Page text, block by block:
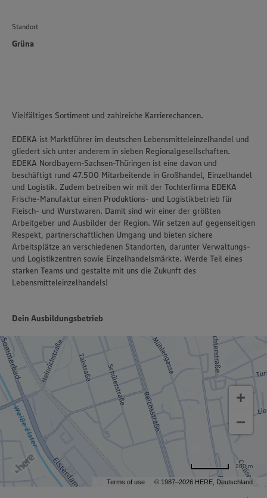
Standort
Grüna
Vielfältiges Sortiment und zahlreiche Karrierechancen.
EDEKA ist Marktführer im deutschen Lebensmitteleinzelhandel und
gliedert sich unter anderem in sieben Regionalgesellschaften.
EDEKA Nordbayern-Sachsen-Thüringen ist eine davon und
beschäftigt rund 47.500 Mitarbeitende in Großhandel, Einzelhandel
und Logistik. Zudem betreiben wir mit der Tochterfirma EDEKA
Frische-Manufaktur einen Produktions- und Logistikbetrieb für
Fleisch- und Wurstwaren. Damit sind wir einer der größten
Arbeitgeber und Ausbilder der Region. Wir setzen auf gegenseitigen
Respekt, partnerschaftlichen Umgang und bieten sichere
Arbeitsplätze an verschiedenen Standorten, darunter Verwaltungs-
und Logistikzentren sowie Einzelhandelsmärkte. Werde Teil eines
starken Teams und gestalte mit uns die Zukunft des
Lebensmitteleinzelhandels!
Dein Ausbildungsbetrieb
Terms of use © 1987–2026 HERE, Deutschland
200 m